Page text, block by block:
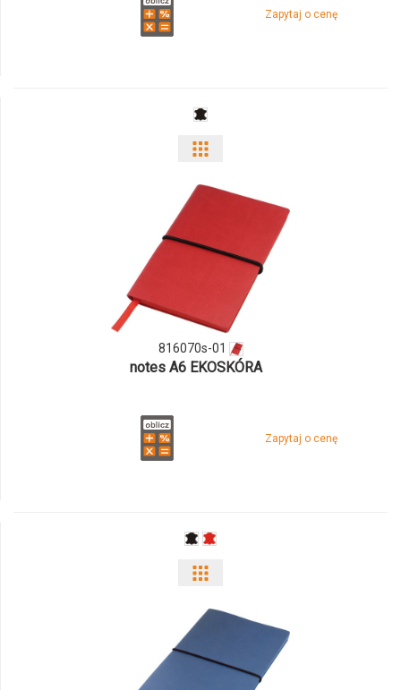
Zapytaj o cenę
odmiany
ilości
produktu
816070s-
01
816070s-01
notes A6 EKOSKÓRA
Zapytaj o cenę
odmiany